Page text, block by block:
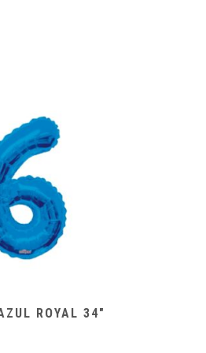
ROYAL 34″